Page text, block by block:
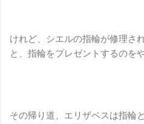
けれど、シエルの指輪が修理さ
と、指輪をプレゼントするのを
その帰り道、エリザベスは指輪